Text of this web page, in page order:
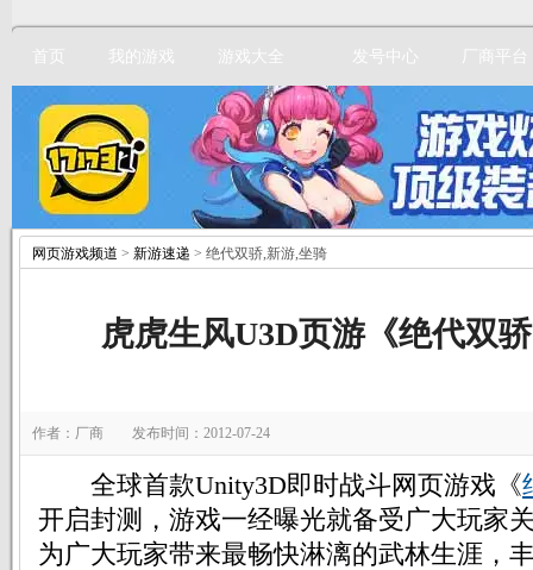
首页 我的游戏 游戏大全 发号中心 厂商平台
网页游戏频道 > 新游速递 > 绝代双骄,新游,坐骑
虎虎生风U3D页游《绝代双
作者：厂商 发布时间：2012-07-24
全球首款Unity3D即时战斗网页游戏《
开启封测，游戏一经曝光就备受广大玩家
为广大玩家带来最畅快淋漓的武林生涯，
立即注册